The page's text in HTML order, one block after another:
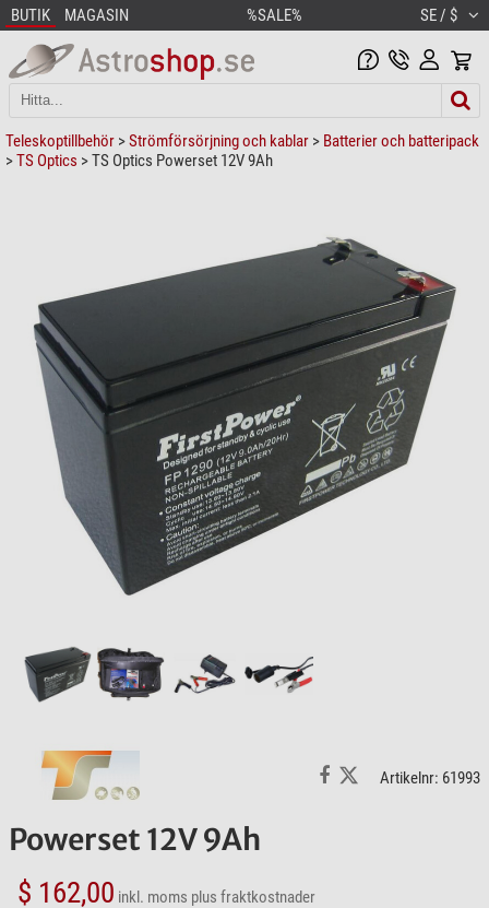
BUTIK MAGASIN %SALE% SE / $
Teleskoptillbehör >Strömförsörjning och kablar > Batterier och batteripack
>TS Optics > TS Optics Powerset 12V 9Ah
Artikelnr: 61993
Powerset 12V 9Ah
$ 162,00 inkl. moms plus fraktkostnader